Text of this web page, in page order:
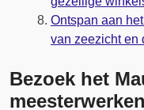
Ontspan aan
van zeezicht en
Bezoek het